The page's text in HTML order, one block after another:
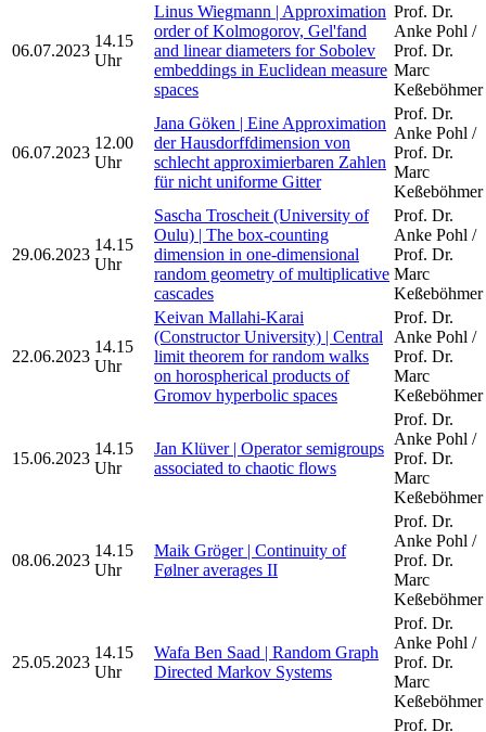
06.07.2023
14.15
Uhr
Linus Wiegmann | Approximation
order of Kolmogorov, Gel'fand
and linear diameters for Sobolev
embeddings in Euclidean measure
spaces
Prof. Dr.
Anke Pohl /
Prof. Dr.
Marc
Keßeböhmer
06.07.2023
12.00
Uhr
Jana Göken | Eine Approximation
der Hausdorffdimension von
schlecht approximierbaren Zahlen
für nicht uniforme Gitter
Prof. Dr.
Anke Pohl /
Prof. Dr.
Marc
Keßeböhmer
29.06.2023
14.15
Uhr
Sascha Troscheit (University of
Oulu) | The box-counting
dimension in one-dimensional
random geometry of multiplicative
cascades
Prof. Dr.
Anke Pohl /
Prof. Dr.
Marc
Keßeböhmer
22.06.2023
14.15
Uhr
Keivan Mallahi-Karai
(Constructor University) | Central
limit theorem for random walks
on horospherical products of
Gromov hyperbolic spaces
Prof. Dr.
Anke Pohl /
Prof. Dr.
Marc
Keßeböhmer
15.06.2023
14.15
Uhr
Jan Klüver | Operator semigroups
associated to chaotic flows
Prof. Dr.
Anke Pohl /
Prof. Dr.
Marc
Keßeböhmer
08.06.2023
14.15
Uhr
Maik Gröger | Continuity of
Følner averages II
Prof. Dr.
Anke Pohl /
Prof. Dr.
Marc
Keßeböhmer
25.05.2023
14.15
Uhr
Wafa Ben Saad | Random Graph
Directed Markov Systems
Prof. Dr.
Anke Pohl /
Prof. Dr.
Marc
Keßeböhmer
Prof. Dr.